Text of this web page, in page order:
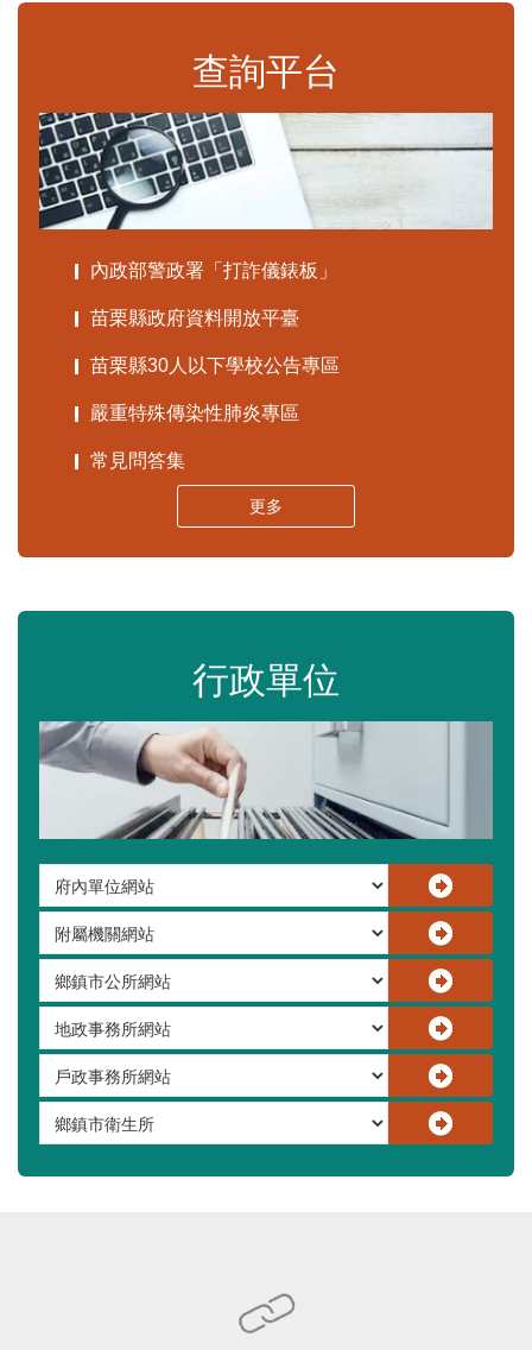
查詢平台
內政部警政署「打詐儀錶板」
苗栗縣政府資料開放平臺
苗栗縣30人以下學校公告專區
嚴重特殊傳染性肺炎專區
常見問答集
更多
行政單位